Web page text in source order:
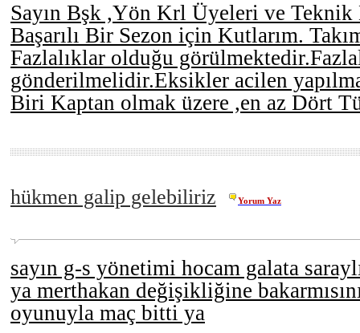
Sayın Bşk ,Yön Krl Üyeleri ve
Başarılı Bir Sezon için Kutlarım.
Fazlalıklar olduğu
gönderilmelidir.Eksikler acilen
Biri Kaptan olmak üzere ,en az Dört
hükmen galip gelebiliriz Yorum Yaz
sayın g-s yönetimi hocam galata
ya merthakan değişikliğine
oyunuyla maç bitti ya